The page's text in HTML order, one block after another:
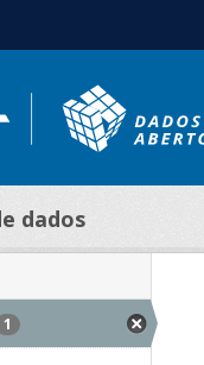
dados
1